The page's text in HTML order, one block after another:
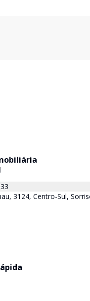
3124, Centro-Sul,